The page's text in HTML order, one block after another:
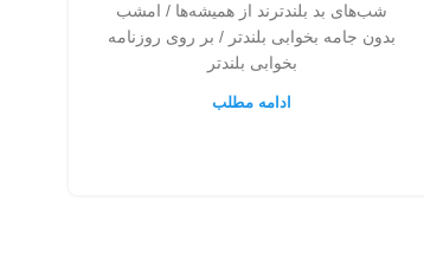
شب‌های بد بلندترند از همیشه‌ها / امشب
بدون جامه بخوابی بلندتر / بر روی روزنامه
بخوابی بلندتر
ادامه مطلب